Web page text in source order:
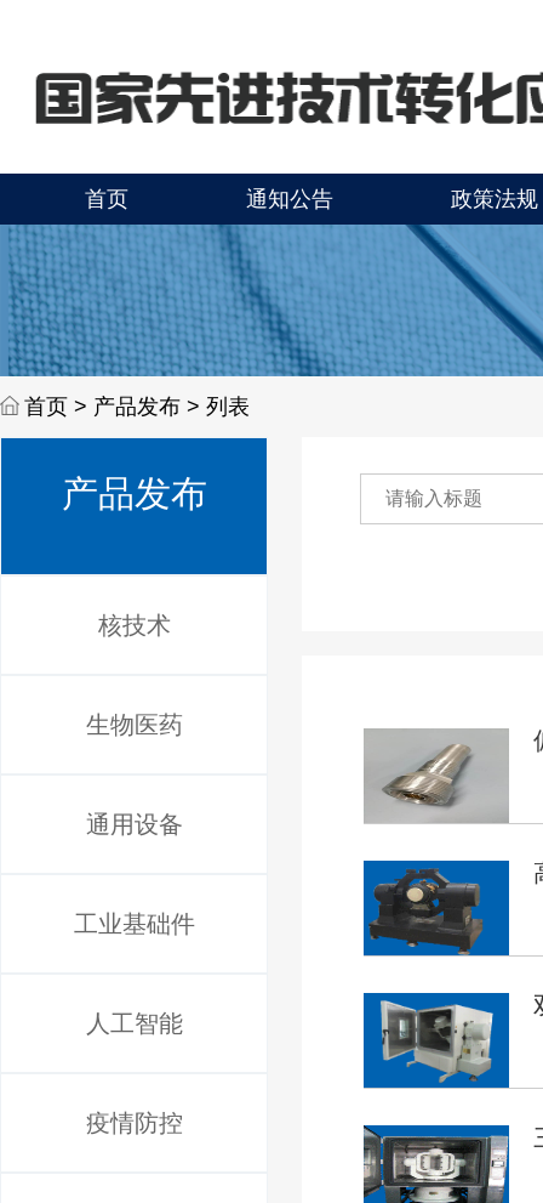
首页 通知公告 政策法规
首页 > 产品发布 > 列表
产品发布
核技术
生物医药
通用设备
工业基础件
人工智能
疫情防控